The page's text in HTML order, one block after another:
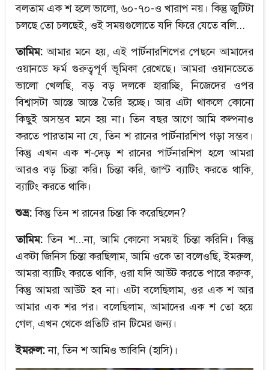
বলতাম এক শ হলে ভালো, ৬০-৭০-ও খারাপ নয়। কিন্তু জুটিটা
চলছে তো চলছেই, ওই সময়গুলোতে যদি ফিরে যেতে বলি...
তামিম: আমার মনে হয়, এই পার্টনারশিপের পেছনে আমাদের
ওয়ানডে ফর্ম গুরুত্বপূর্ণ ভূমিকা রেখেছে। আমরা ওয়ানডেতে
ভালো খেলছি, বড় বড় দলকে হারাচ্ছি, নিজেদের ওপর
বিশ্বাসটা আস্তে আস্তে তৈরি হচ্ছে। আর এটা থাকলে কোনো
কিছুই অসম্ভব মনে হয় না। তিন বছর আগে আমি কল্পনাও
করতে পারতাম না যে, তিন শ রানের পার্টনারশিপ গড়া সম্ভব।
কিন্তু এখন এক শ-দেড় শ রানের পার্টনারশিপ হলে আমরা
আরও বড় চিন্তা করি। চিন্তা করি, জাস্ট ব্যাটিং করতে থাকি,
ব্যাটিং করতে থাকি।
শুভ্র:কিন্তু তিন শ রানের চিন্তা কি করেছিলেন?
তামিম: তিন শ...না, আমি কোনো সময়ই চিন্তা করিনি। কিন্তু
একটা জিনিস চিন্তা করছিলাম, আমি ওকে তা বলেওছি, ইমরুল,
আমরা ব্যাটিং করতে থাকি, ওরা যদি আউট করতে পারে করুক,
কিন্তু আমরা আউট হব না। এটা বলেছিলাম, ওর এক শ আর
আমার এক শর পর। বলেছিলাম, আমাদের এক শ তো হয়ে
গেল, এখন থেকে প্রতিটি রান টিমের জন্য।
ইমরুল:না, তিন শ আমিও ভাবিনি (হাসি)।